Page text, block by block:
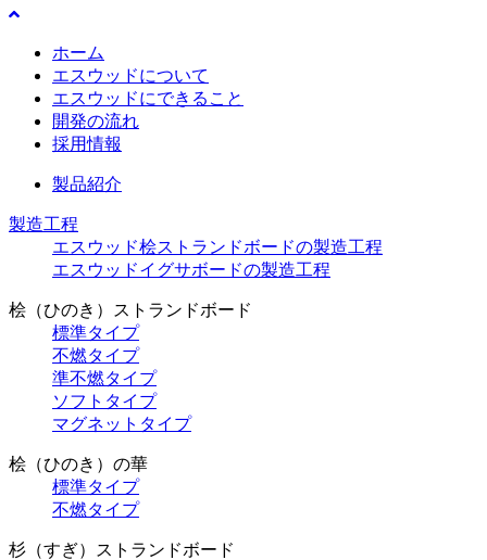
ホーム
エスウッドについて
エスウッドにできること
開発の流れ
採用情報
製品紹介
製造工程
エスウッド桧ストランドボードの製造工程
エスウッドイグサボードの製造工程
桧（ひのき）ストランドボード
標準タイプ
不燃タイプ
準不燃タイプ
ソフトタイプ
マグネットタイプ
桧（ひのき）の華
標準タイプ
不燃タイプ
杉（すぎ）ストランドボード